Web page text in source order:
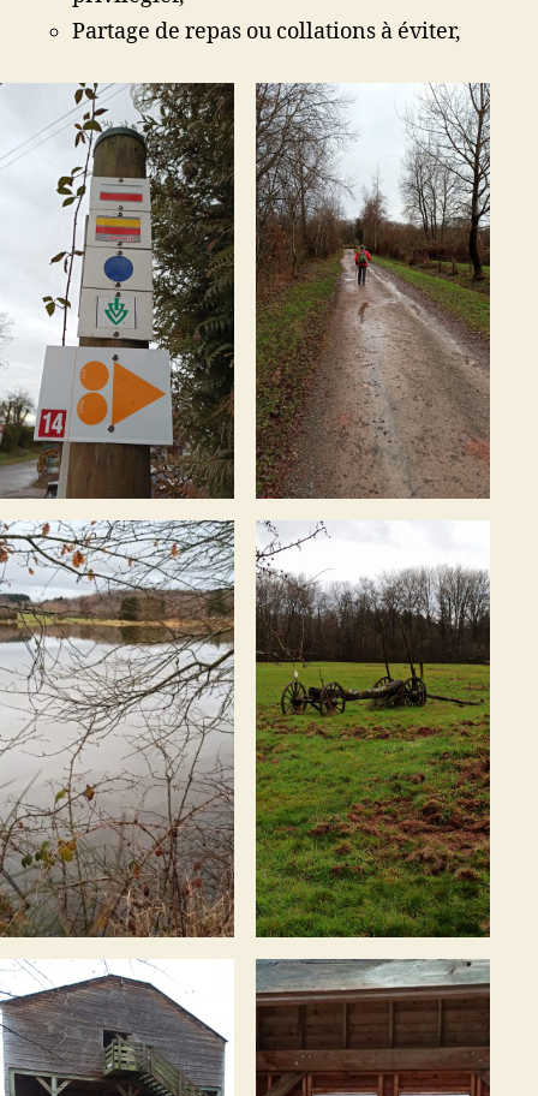
Partage de repas ou collations à éviter,